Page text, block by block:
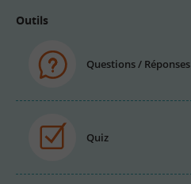
Outils
Questions / Réponses
Quiz